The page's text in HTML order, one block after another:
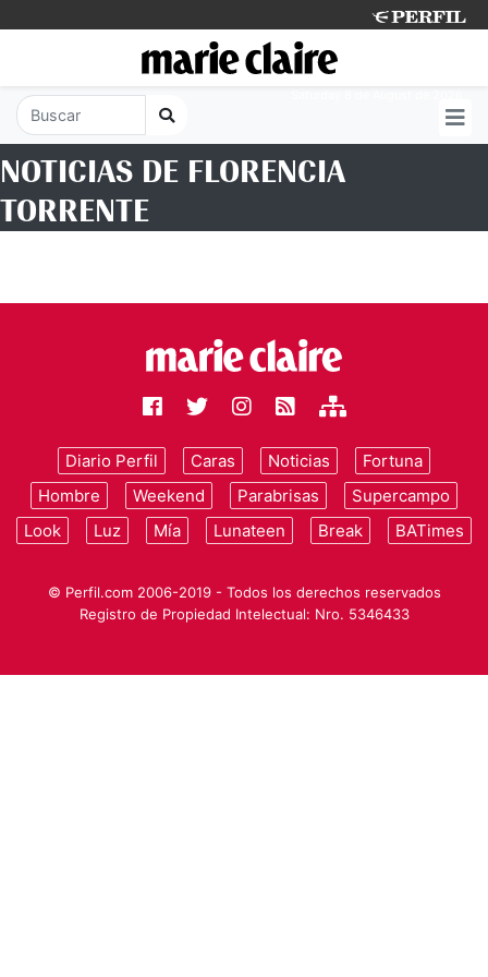
NOTICIAS DE FLORENCIA
TORRENTE
Diario Perfil Caras Noticias
Fortuna
Hombre
Weekend Parabrisas
Supercampo
Look
Luz Mía Lunateen Break BATimes
© Perfil.com 2006-2019 - Todos los derechos reservados
Registro de Propiedad Intelectual: Nro. 5346433